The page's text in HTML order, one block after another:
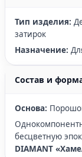
Тип изделия:
затирок
Назначение:
Состав и
Основа:
бесцветную
DIAMANT